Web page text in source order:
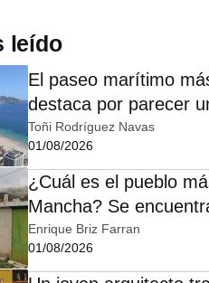
leído
El paseo marítimo
destaca por parecer
Toñi Rodríguez Navas
01/08/2026
¿Cuál es el pueblo
Mancha? Se
Enrique Briz Farran
01/08/2026